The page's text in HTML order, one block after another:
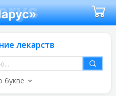
лекарств
букве